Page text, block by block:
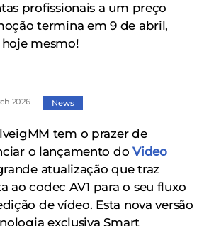
profissionais a um preço
termina em 9 de abril,
mesmo!
2026 News
tem o prazer de
o lançamento doVideo
atualização que traz
ao codec AV1 para o seu fluxo
de vídeo. Esta nova versão
exclusiva Smart